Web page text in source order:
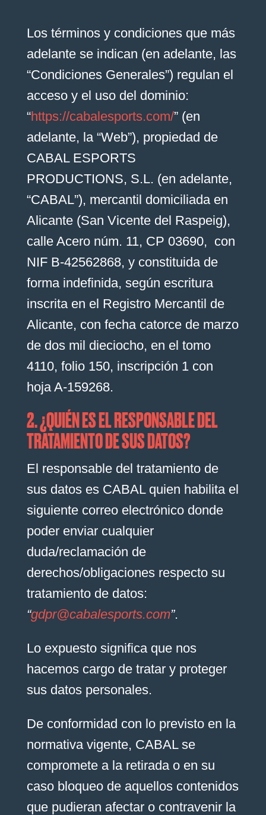
Los términos y condiciones que más
adelante se indican (en adelante, las
“Condiciones Generales”) regulan el
acceso y el uso del dominio:
“https://cabalesports.com/” (en
adelante, la “Web”), propiedad de
CABAL ESPORTS
PRODUCTIONS, S.L. (en adelante,
“CABAL”), mercantil domiciliada en
Alicante (San Vicente del Raspeig),
calle Acero núm. 11, CP 03690, con
NIF B-42562868, y constituida de
forma indefinida, según escritura
inscrita en el Registro Mercantil de
Alicante, con fecha catorce de marzo
de dos mil dieciocho, en el tomo
4110, folio 150, inscripción 1 con
hoja A-159268.
2. ¿QUIÉN ES EL RESPONSABLE DEL
TRATAMIENTO DE SUS DATOS?
El responsable del tratamiento de
sus datos es CABAL quien habilita el
siguiente correo electrónico donde
poder enviar cualquier
duda/reclamación de
derechos/obligaciones respecto su
tratamiento de datos:
“gdpr@cabalesports.com”.
Lo expuesto significa que nos
hacemos cargo de tratar y proteger
sus datos personales.
De conformidad con lo previsto en la
normativa vigente, CABAL se
compromete a la retirada o en su
caso bloqueo de aquellos contenidos
que pudieran afectar o contravenir la